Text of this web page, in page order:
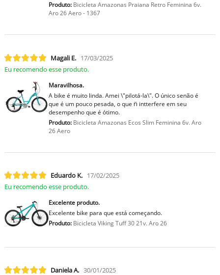
Produto:Bicicleta Amazonas Praiana Retro Feminina 6v.
Aro 26 Aero - 1367
Magali E. 17/03/2025
Eu recomendo esse produto.
Maravilhosa.
A bike é muito linda. Amei \"pilotá-la\". O único senão é
que é um pouco pesada, o que n̈ intterfere em seu
desempenho que é ótimo.
Produto:Bicicleta Amazonas Ecos Slim Feminina 6v. Aro
26 Aero
Eduardo K. 17/02/2025
Eu recomendo esse produto.
Excelente produto.
Excelente bike para que está começando.
Produto:Bicicleta Viking Tuff 30 21v. Aro 26
Daniela A. 30/01/2025